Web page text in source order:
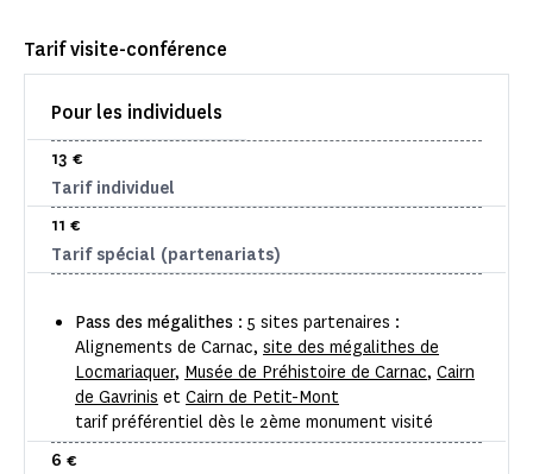
Tarif visite-conférence
Pour les individuels
Tarif individuel
13 €
Tarif spécial (partenariats)
11 €
Pass des mégalithes : 5 sites partenaires :
Alignements de Carnac, site des mégalithes de
Locmariaquer, Musée de Préhistoire de Carnac, Cairn
de Gavrinis et Cairn de Petit-Mont
tarif préférentiel dès le 2ème monument visité
6 €